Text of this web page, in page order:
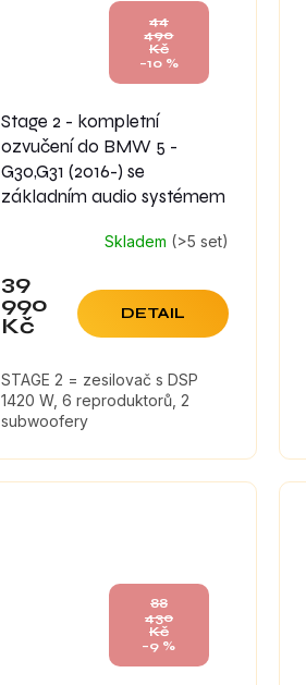
44
490
Kč
–10 %
Stage 2 - kompletní
ozvučení do BMW 5 -
G30,G31 (2016-) se
základním audio systémem
Skladem (>5 set)
39
990
Kč
DETAIL
STAGE 2 = zesilovač s DSP
1420 W, 6 reproduktorů, 2
subwoofery
88
430
Kč
–9 %